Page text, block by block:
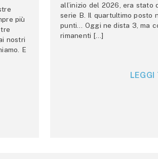
più
nostri
E
all’inizio del 2026, era stato
serie B. Il quartultimo posto
punti… Oggi ne dista 3, ma
rimanenti […]